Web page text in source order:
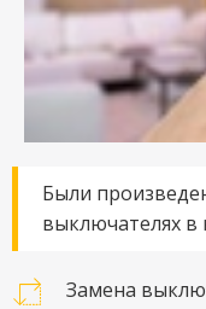
Были
выключателях в
Замена